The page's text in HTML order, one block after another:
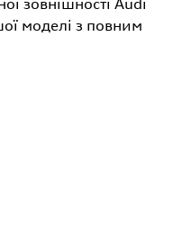
зовнішності Audi
моделі з повним